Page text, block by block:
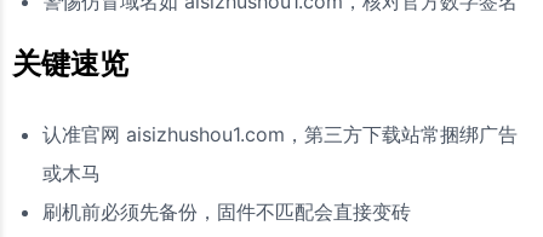
关键速览
认准官网 aisizhushou1.com，第三方下载站常捆绑广告
或木马
刷机前必须先备份，固件不匹配会直接变砖